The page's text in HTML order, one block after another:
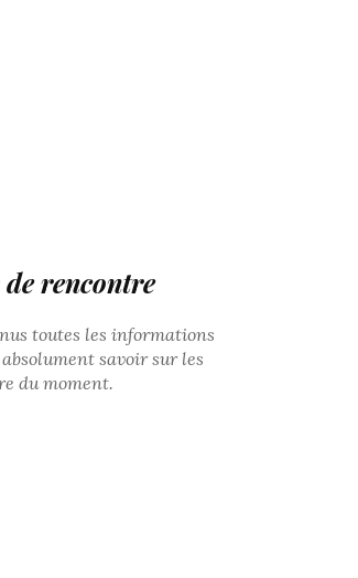
rencontre
toutes les informations
savoir sur les
du moment.